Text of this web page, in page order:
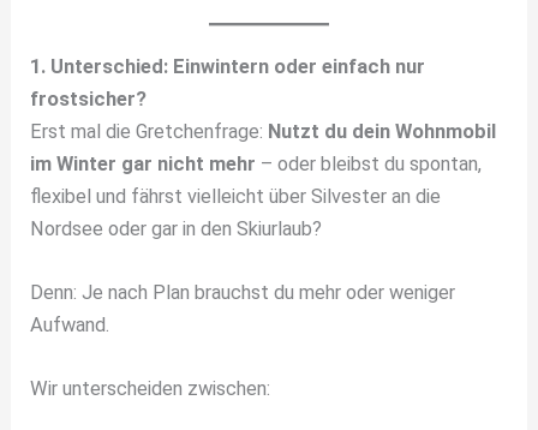
1. Unterschied: Einwintern oder einfach nur
frostsicher?
Erst mal die Gretchenfrage: Nutzt du dein Wohnmobil
im Winter gar nicht mehr – oder bleibst du spontan,
flexibel und fährst vielleicht über Silvester an die
Nordsee oder gar in den Skiurlaub?
Denn: Je nach Plan brauchst du mehr oder weniger
Aufwand.
Wir unterscheiden zwischen: